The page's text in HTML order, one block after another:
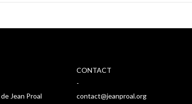
Jean Proal
CONTACT
-
contact@jeanproal.org